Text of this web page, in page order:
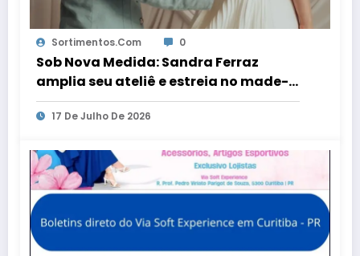
Sortimentos.com 0
Sob Nova Medida: Sandra Ferraz
amplia seu ateliê e estreia no made-
to-order
17 De Julho De 2026